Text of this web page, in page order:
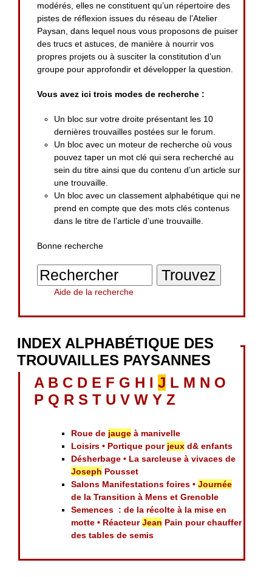
modérés, elles ne constituent qu’un répertoire des
pistes de réflexion issues du réseau de l’Atelier
Paysan, dans lequel nous vous proposons de puiser
des trucs et astuces, de manière à nourrir vos
propres projets ou à susciter la constitution d’un
groupe pour approfondir et développer la question.
Vous avez ici trois modes de recherche :
Un bloc sur votre droite présentant les 10
dernières trouvailles postées sur le forum.
Un bloc avec un moteur de recherche où vous
pouvez taper un mot clé qui sera recherché au
sein du titre ainsi que du contenu d’un article sur
une trouvaille.
Un bloc avec un classement alphabétique qui ne
prend en compte que des mots clés contenus
dans le titre de l’article d’une trouvaille.
Bonne recherche
Aide de la recherche
INDEX ALPHABÉTIQUE DES
TROUVAILLES PAYSANNES
A B C D E F G H I J L M N O
P Q R S T U V W Y Z
Roue de jauge à manivelle
Loisirs • Portique pour jeux d& enfants
Désherbage • La sarcleuse à vivaces de
Joseph Pousset
Salons Manifestations foires •Journée
de la Transition à Mens et Grenoble
Semences : de la récolte à la mise en
motte • RéacteurJean Pain pour chauffer
des tables de semis